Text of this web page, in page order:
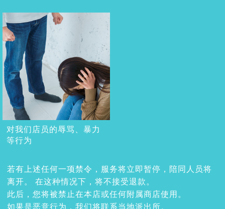
对我们店员的辱骂、暴力
等行为
若有上述任何一项禁令，服务将立即暂停，陪同人员将
离开。 在这种情况下，将不接受退款。
此后，您将被禁止在本店或任何附属商店使用。
如果是恶意行为，我们将联系当地派出所。